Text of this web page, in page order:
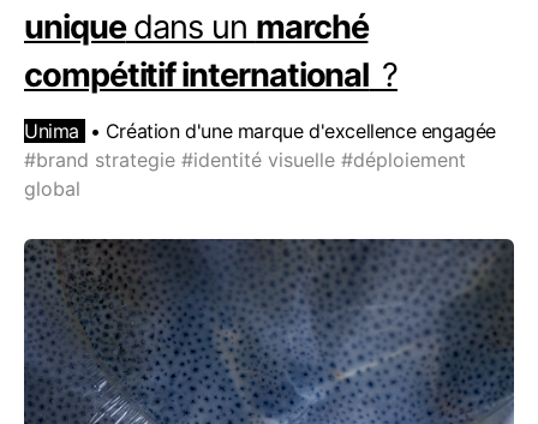
uniquedans un marché
compétitif international ?
Unima • Création d'une marque d'excellence engagée
#brand strategie #identité visuelle #déploiement
global